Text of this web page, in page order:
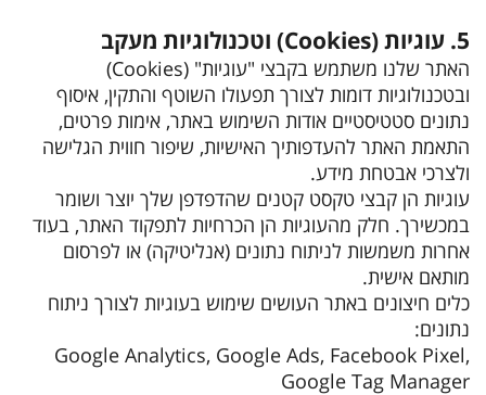
5. עוגיות (Cookies) וטכנולוגיות מעקב
האתר שלנו משתמש בקבצי "עוגיות" (Cookies)
ובטכנולוגיות דומות לצורך תפעולו השוטף והתקין, איסוף
נתונים סטטיסטיים אודות השימוש באתר, אימות פרטים,
התאמת האתר להעדפותיך האישיות, שיפור חווית הגלישה
ולצרכי אבטחת מידע.
עוגיות הן קבצי טקסט קטנים שהדפדפן שלך יוצר ושומר
במכשירך. חלק מהעוגיות הן הכרחיות לתפקוד האתר, בעוד
אחרות משמשות לניתוח נתונים (אנליטיקה) או לפרסום
מותאם אישית.
כלים חיצונים באתר העושים שימוש בעוגיות לצורך ניתוח
נתונים:
Google Analytics, Google Ads, Facebook Pixel,
Google Tag Manager